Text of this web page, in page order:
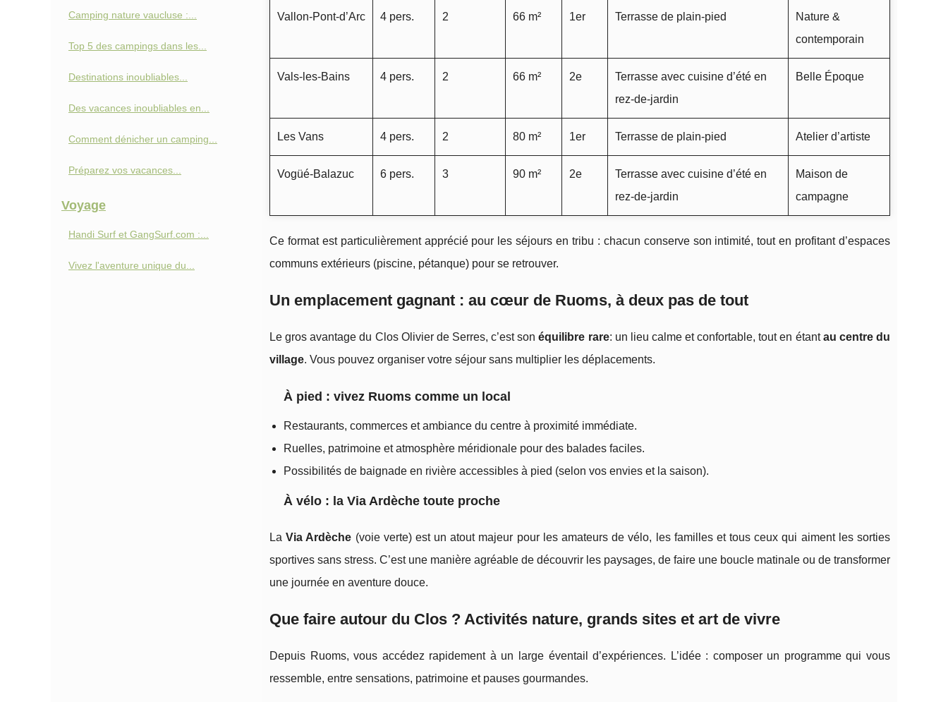
Vallon‑Pont‑d’Arc 4 pers. 2 66 m² 1er Terrasse de plain-pied
Nature &
contemporain
Vals‑les‑Bains 4 pers. 2 66 m² 2e
Terrasse avec cuisine d’été en
rez-de-jardin
Belle Époque
Les Vans 4 pers. 2 80 m² 1er Terrasse de plain-pied Atelier d’artiste
Vogüé‑Balazuc 6 pers. 3 90 m² 2e
Terrasse avec cuisine d’été en
rez-de-jardin
Maison de
campagne
Ce format est particulièrement apprécié pour les séjours en tribu : chacun conserve son intimité, tout en profitant d’espaces
communs extérieurs (piscine, pétanque) pour se retrouver.
Un emplacement gagnant : au cœur de Ruoms, à deux pas de tout
Le gros avantage du Clos Olivier de Serres, c’est sonéquilibre rare: un lieu calme et confortable, tout en étantau centre du
village. Vous pouvez organiser votre séjour sans multiplier les déplacements.
À pied : vivez Ruoms comme un local
Restaurants, commerces et ambiance du centre à proximité immédiate.
Ruelles, patrimoine et atmosphère méridionale pour des balades faciles.
Possibilités de baignade en rivière accessibles à pied (selon vos envies et la saison).
À vélo : la Via Ardèche toute proche
LaVia Ardèche (voie verte) est un atout majeur pour les amateurs de vélo, les familles et tous ceux qui aiment les sorties
sportives sans stress. C’est une manière agréable de découvrir les paysages, de faire une boucle matinale ou de transformer
une journée en aventure douce.
Que faire autour du Clos ? Activités nature, grands sites et art de vivre
Depuis Ruoms, vous accédez rapidement à un large éventail d’expériences. L’idée : composer un programme qui vous
ressemble, entre sensations, patrimoine et pauses gourmandes.
Camping nature vaucluse :...
Top 5 des campings dans les...
Destinations inoubliables...
Des vacances inoubliables en...
Comment dénicher un camping...
Préparez vos vacances...
Voyage
Handi Surf et GangSurf.com :...
Vivez l'aventure unique du...